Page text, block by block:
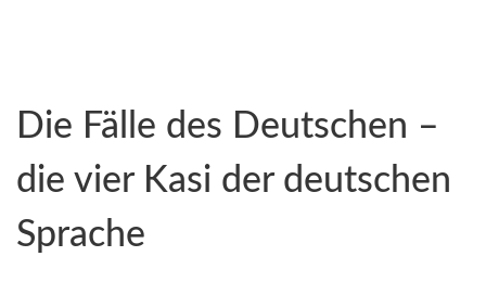
Die Fälle des Deutschen –
die vier Kasi der deutschen
Sprache